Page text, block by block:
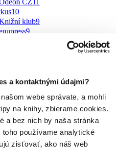
a kontaktnými údajmi?
webe správate, a mohli
na knihy, zbierame cookies.
a bez nich by naša stránka
používame analytické
zisťovať, ako náš web
10
klub9
9
titulov)
Jan Melvil publishing9
9
BETA - Dobrovský8
E-kniha: EPUB219
E-kniha: MOBI
202
E-kniha: PDF
Audiokniha: MP327